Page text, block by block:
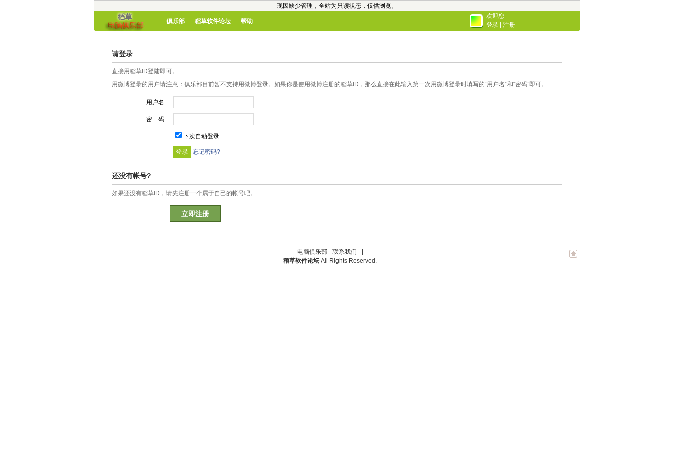
现因缺少管理，全站为只读状态，仅供浏览。
俱乐部 稻草软件论坛 帮助
欢迎您
登录
注册
请登录
直接用稻草ID登陆即可。
用微博登录的用户请注意：俱乐部目前暂不支持用微博登录。如果你是使用微博注册的稻草ID，那么直接在此输入第一次用微博登录时填写的“用户名”和“密码”即可。
用户名
密 码
下次自动登录
忘记密码?
还没有帐号?
如果还没有稻草ID，请先注册一个属于自己的帐号吧。
立即注册
电脑俱乐部 - 联系我们 -
稻草软件论坛 All Rights Reserved.